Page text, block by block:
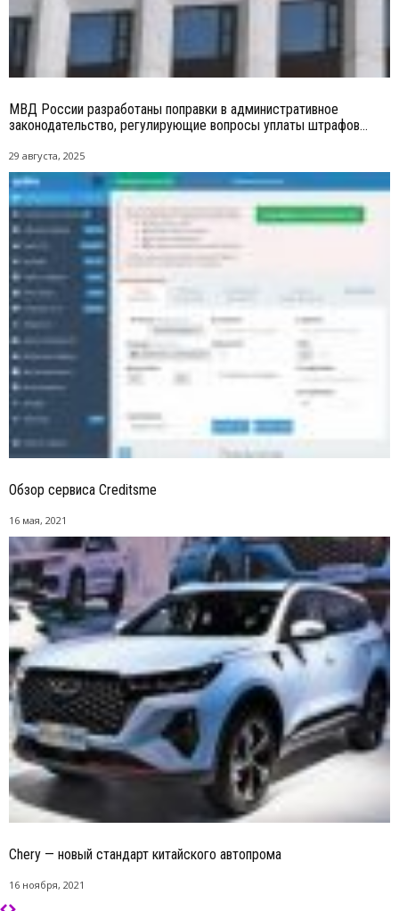
МВД России разработаны поправки в административное
законодательство, регулирующие вопросы уплаты штрафов...
29 августа, 2025
Обзор сервиса Creditsme
16 мая, 2021
Chery — новый стандарт китайского автопрома
16 ноября, 2021